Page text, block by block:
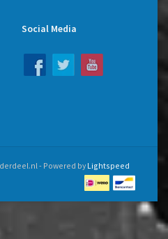
Social Media
- Powered byLightspeed